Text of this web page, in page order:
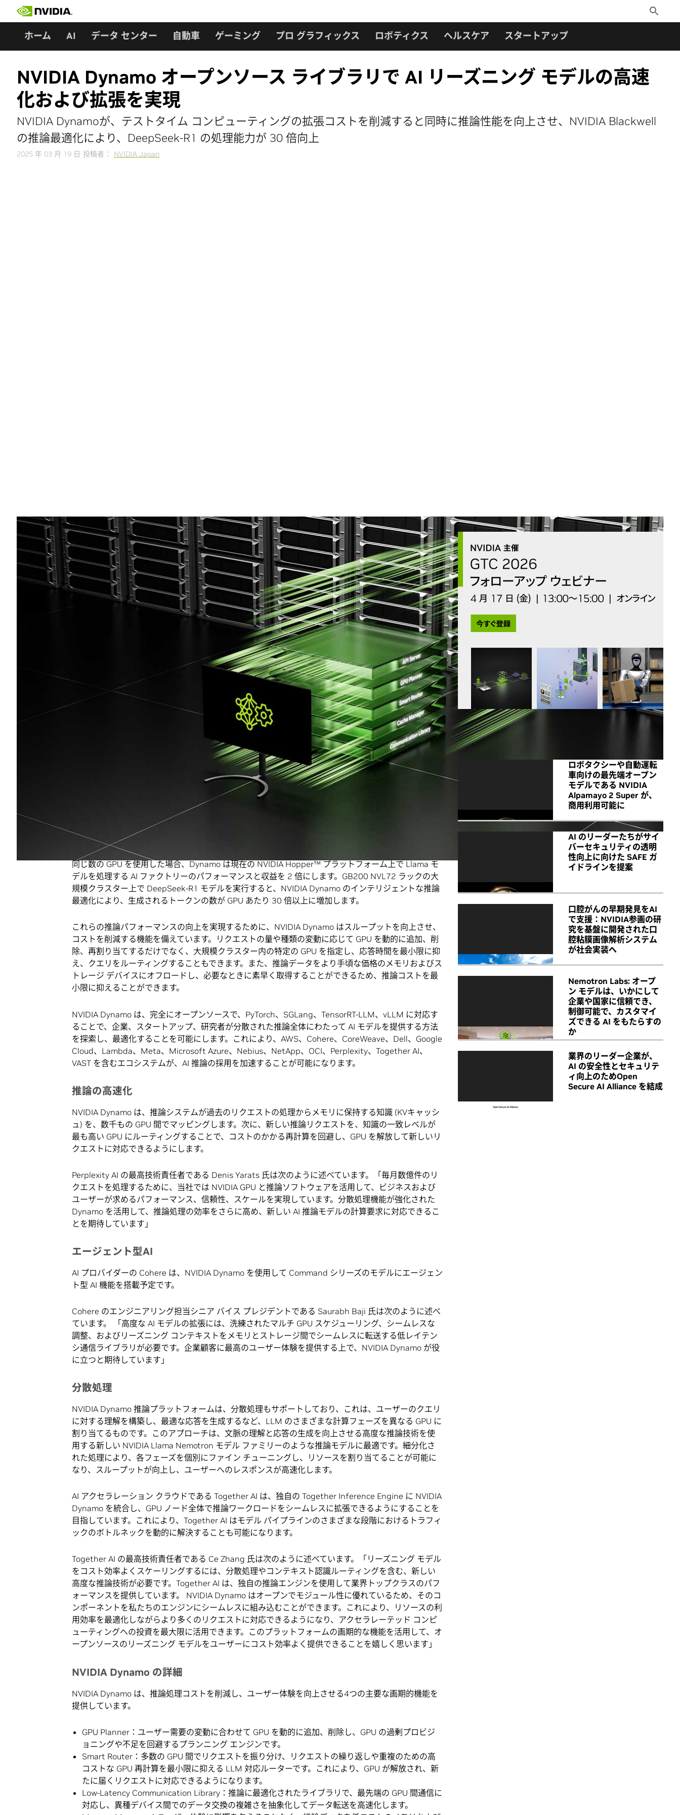
Toggle
Search
ホーム AI データ センター 自動車 ゲーミング プロ グラフィックス ロボティクス ヘルスケア スタートアップ
NVIDIA Dynamo オープンソース ライブラリで AI リーズニング モデルの高速
化および拡張を実現
NVIDIA Dynamoが、テストタイム コンピューティングの拡張コストを削減すると同時に推論性能を向上させ、NVIDIA Blackwell
の推論最適化により、DeepSeek-R1 の処理能力が 30 倍向上
2025 年 03 月 19 日 投稿者： NVIDIA Japan
Share
【プレス リリース】カリフォルニア州サンノゼ — GTC — 2025 年 3 月 18 日ーNVIDIA は本日、AI フ
ァクトリーにおける AI リーズニング モデルの高速化および拡張を、最小限にコストを抑え、効率性を
最大限に高めることが可能なオープンソースのリーズニング ソフトウェア、NVIDIA Dynamoを発表し
ました。
AI ファクトリーの稼働コストを最小限に抑えトークン収益を最大化するには、多数のGPU間で AI 推論
リクエストを効率的にオーケストレーションし調整することが極めて重要になります。
AI リーズニングが主流になるにつれ、あらゆる AI モデルが、1 つのプロンプトごとに「思考」するた
めに数万ものトークンを生成するようになります。推論性能を向上させながら、推論コストを継続的
に削減することで、サービス プロバイダーの成長が加速し、収益機会が拡大します。
NVIDIA Dynamo は、リーズニング AI モデルを展開する AI ファクトリー向けに、トークン収益の最大
化のために設計された NVIDIA Triton Inference Server™ の後継となる新しい AI 推論サービス ソフト
ウェアです。 数千の GPU 間での推論処理をオーケストレーションおよび高速化し、分散処理をして大
規模言語モデル (LLM) の処理フェーズと生成フェーズを異なる GPU に分散します。 これにより、各フ
ェーズがその特定のニーズに合わせて個別に最適化され、GPU リソースを最大限に活用することがで
NVIDIA の創業者/CEO であるジェンスン フアン (Jensen Huang) は、次のように述べました。「AI モ
デルは、世界のあらゆる産業において、さまざまな方法で思考し、学習できるようにトレーニングさ
れており、益々高度なものになっています。カスタムのリーズニング AIの未来を実現するために、
NVIDIA Dynamo はこれらのモデルを大規模に提供し、AI ファクトリー全般でのコスト削減と効率化を
推進します」
同じ数の GPU を使用した場合、Dynamo は現在の NVIDIA Hopper™ プラットフォーム上で Llama モ
デルを処理する AI ファクトリーのパフォーマンスと収益を 2 倍にします。GB200 NVL72 ラックの大
規模クラスター上で DeepSeek-R1 モデルを実行すると、NVIDIA Dynamo のインテリジェントな推論
最適化により、生成されるトークンの数が GPU あたり 30 倍以上に増加します。
これらの推論パフォーマンスの向上を実現するために、NVIDIA Dynamo はスループットを向上させ、
コストを削減する機能を備えています。リクエストの量や種類の変動に応じて GPU を動的に追加、削
除、再割り当てするだけでなく、大規模クラスター内の特定の GPU を指定し、応答時間を最小限に抑
え、クエリをルーティングすることもできます。また、推論データをより手頃な価格のメモリおよびス
トレージ デバイスにオフロードし、必要なときに素早く取得することができるため、推論コストを最
小限に抑えることができます。
NVIDIA Dynamo は、完全にオープンソースで、PyTorch、SGLang、TensorRT-LLM、vLLM に対応す
ることで、企業、スタートアップ、研究者が分散された推論全体にわたって AI モデルを提供する方法
を探索し、最適化することを可能にします。これにより、AWS、Cohere、CoreWeave、Dell、Google
Cloud、Lambda、Meta、Microsoft Azure、Nebius、NetApp、OCI、Perplexity、Together AI、
VAST を含むエコシステムが、AI 推論の採用を加速することが可能になります。
推論の高速化
NVIDIA Dynamo は、推論システムが過去のリクエストの処理からメモリに保持する知識 (KVキャッシ
ュ) を、数千もの GPU 間でマッピングします。次に、新しい推論リクエストを、知識の一致レベルが
最も高い GPU にルーティングすることで、コストのかかる再計算を回避し、GPU を解放して新しいリ
クエストに対応できるようにします。
Perplexity AI の最高技術責任者である Denis Yarats 氏は次のように述べています。「毎月数億件のリ
クエストを処理するために、当社では NVIDIA GPU と推論ソフトウェアを活用して、ビジネスおよび
ユーザーが求めるパフォーマンス、信頼性、スケールを実現しています。分散処理機能が強化された
Dynamo を活用して、推論処理の効率をさらに高め、新しい AI 推論モデルの計算要求に対応できるこ
とを期待しています」
エージェント型AI
AI プロバイダーの Cohere は、NVIDIA Dynamo を使用して Command シリーズのモデルにエージェン
ト型 AI 機能を搭載予定です。
Cohere のエンジニアリング担当シニア バイス プレジデントである Saurabh Baji 氏は次のように述べ
ています。 「高度な AI モデルの拡張には、洗練されたマルチ GPU スケジューリング、シームレスな
調整、およびリーズニング コンテキストをメモリとストレージ間でシームレスに転送する低レイテン
シ通信ライブラリが必要です。企業顧客に最高のユーザー体験を提供する上で、NVIDIA Dynamo が役
に立つと期待しています」
分散処理
NVIDIA Dynamo 推論プラットフォームは、分散処理もサポートしており、これは、ユーザーのクエリ
に対する理解を構築し、最適な応答を生成するなど、LLM のさまざまな計算フェーズを異なる GPU に
割り当てるものです。このアプローチは、文脈の理解と応答の生成を向上させる高度な推論技術を使
用する新しい NVIDIA Llama Nemotron モデル ファミリーのような推論モデルに最適です。細分化さ
れた処理により、各フェーズを個別にファイン チューニングし、リソースを割り当てることが可能に
なり、スループットが向上し、ユーザーへのレスポンスが高速化します。
AI アクセラレーション クラウドである Together AI は、独自の Together Inference Engine に NVIDIA
Dynamo を統合し、GPU ノード全体で推論ワークロードをシームレスに拡張できるようにすることを
目指しています。これにより、Together AI はモデル パイプラインのさまざまな段階におけるトラフィ
ックのボトルネックを動的に解決することも可能になります。
Together AI の最高技術責任者である Ce Zhang 氏は次のように述べています。「リーズニング モデル
をコスト効率よくスケーリングするには、分散処理やコンテキスト認識ルーティングを含む、新しい
高度な推論技術が必要です。Together AI は、独自の推論エンジンを使用して業界トップクラスのパフ
ォーマンスを提供しています。 NVIDIA Dynamo はオープンでモジュール性に優れているため、そのコ
ンポーネントを私たちのエンジンにシームレスに組み込むことができます。これにより、リソースの利
用効率を最適化しながらより多くのリクエストに対応できるようになり、アクセラレーテッド コンピ
ューティングへの投資を最大限に活用できます。このプラットフォームの画期的な機能を活用して、オ
ープンソースのリーズニング モデルをユーザーにコスト効率よく提供できることを嬉しく思います」
NVIDIA Dynamo の詳細
NVIDIA Dynamo は、推論処理コストを削減し、ユーザー体験を向上させる4つの主要な画期的機能を
提供しています。
GPU Planner：ユーザー需要の変動に合わせて GPU を動的に追加、削除し、GPU の過剰プロビジ
ョニングや不足を回避するプランニング エンジンです。
Smart Router：多数の GPU 間でリクエストを振り分け、リクエストの繰り返しや重複のための高
コストな GPU 再計算を最小限に抑える LLM 対応ルーターです。これにより、GPU が解放され、新
たに届くリクエストに対応できるようになります。
Low-Latency Communication Library：推論に最適化されたライブラリで、最先端の GPU 間通信に
対応し、異種デバイス間でのデータ交換の複雑さを抽象化してデータ転送を高速化します。
All NVIDIA News
ロボタクシーや自動運転
車向けの最先端オープン
モデルである NVIDIA
Alpamayo 2 Super が、
商用利用可能に
AI のリーダーたちがサイ
バーセキュリティの透明
性向上に向けた SAFE ガ
イドラインを提案
口腔がんの早期発見をAI
で支援：NVIDIA参画の研
究を基盤に開発された口
腔粘膜画像解析システム
が社会実装へ
Nemotron Labs: オープ
ン モデルは、いかにして
企業や国家に信頼でき、
制御可能で、カスタマイ
ズできる AI をもたらすの
か
業界のリーダー企業が、
AI の安全性とセキュリテ
ィ向上のためOpen
Secure AI Alliance を結成